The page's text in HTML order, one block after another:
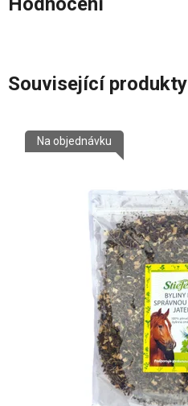
Související produkty
Na objednávku